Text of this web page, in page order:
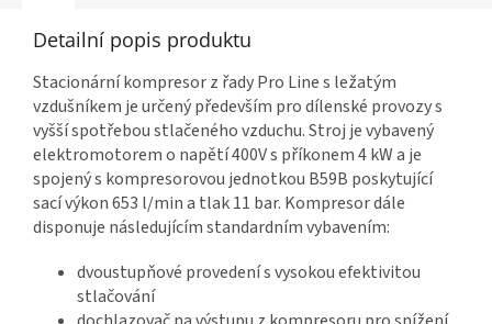
Detailní popis produktu
Stacionární kompresor z řady Pro Line s ležatým
vzdušníkem je určený především pro dílenské provozy s
vyšší spotřebou stlačeného vzduchu. Stroj je vybavený
elektromotorem o napětí 400V s příkonem 4 kW a je
spojený s kompresorovou jednotkou B59B poskytující
sací výkon 653 l/min a tlak 11 bar. Kompresor dále
disponuje následujícím standardním vybavením:
dvoustupňové provedení s vysokou efektivitou
stlačování